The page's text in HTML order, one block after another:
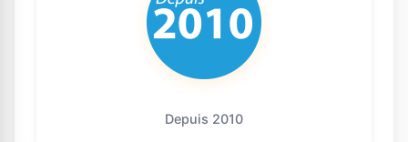
Depuis 2010